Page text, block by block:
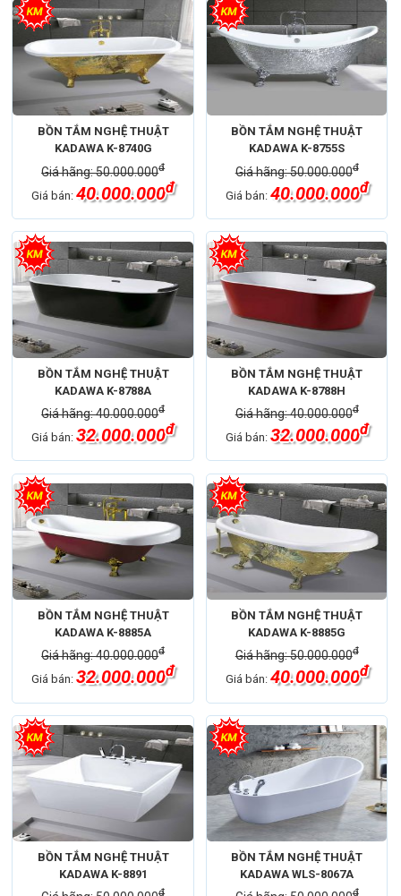
BỒN TẮM NGHỆ THUẬT
KADAWA K-8740G
Giá hãng: 50.000.000đ
Giá bán:40.000.000đ
BỒN TẮM NGHỆ THUẬT
KADAWA K-8755S
Giá hãng: 50.000.000đ
Giá bán: 40.000.000đ
BỒN TẮM NGHỆ THUẬT
KADAWA K-8788A
Giá hãng: 40.000.000đ
Giá bán:32.000.000đ
BỒN TẮM NGHỆ THUẬT
KADAWA K-8788H
Giá hãng: 40.000.000đ
Giá bán: 32.000.000đ
BỒN TẮM NGHỆ THUẬT
KADAWA K-8885A
Giá hãng: 40.000.000đ
Giá bán:32.000.000đ
BỒN TẮM NGHỆ THUẬT
KADAWA K-8885G
Giá hãng: 50.000.000đ
Giá bán: 40.000.000đ
BỒN TẮM NGHỆ THUẬT
KADAWA K-8891
đ
BỒN TẮM NGHỆ THUẬT
KADAWA WLS-8067A
đ